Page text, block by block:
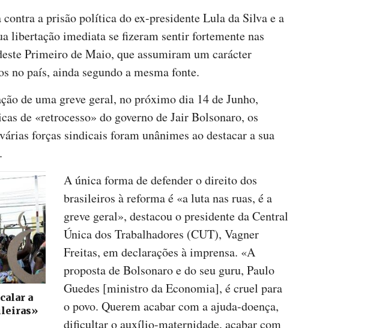
contra a prisão política do ex-presidente Lula da Silva e a
libertação imediata se fizeram sentir fortemente nas
Primeiro de Maio, que assumiram um carácter
no país, ainda segundo a mesma fonte.
de uma greve geral, no próximo dia 14 de Junho,
de «retrocesso» do governo de Jair Bolsonaro, os
forças sindicais foram unânimes ao destacar a sua
a
A única forma de defender o direito dos
brasileiros à reforma é «a luta nas ruas, é a
greve geral», destacou o presidente da Central
Única dos Trabalhadores (CUT), Vagner
Freitas, em declarações à imprensa. «A
proposta de Bolsonaro e do seu guru, Paulo
Guedes [ministro da Economia], é cruel para
o povo. Querem acabar com a ajuda-doença,
dificultar o auxílio-maternidade, acabar com